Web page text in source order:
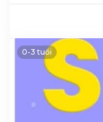
0-3 tuổi